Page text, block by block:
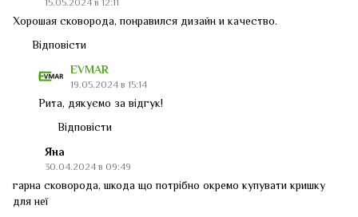
Хорошая сковорода, понравился дизайн и качество.
Відповісти
EVMAR
19.05.2024 в 15:14
Рита, дякуємо за відгук!
Відповісти
Яна
30.04.2024 в 09:49
гарна сковорода, шкода що потрібно окремо купувати кришку
для неї